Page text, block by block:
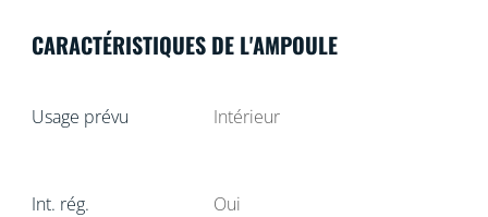
CARACTÉRISTIQUES DE L'AMPOULE
Usage prévu Intérieur
Int. rég. Oui